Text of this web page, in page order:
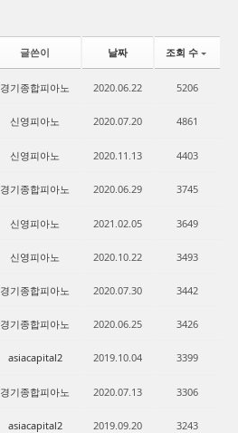
글쓴이 날짜 조회 수
경기종합피아노 2020.06.22 5206
신영피아노 2020.07.20 4861
신영피아노 2020.11.13 4403
경기종합피아노 2020.06.29 3745
신영피아노 2021.02.05 3649
신영피아노 2020.10.22 3493
경기종합피아노 2020.07.30 3442
경기종합피아노 2020.06.25 3426
asiacapital2 2019.10.04 3399
경기종합피아노 2020.07.13 3306
asiacapital2 2019.09.20 3243